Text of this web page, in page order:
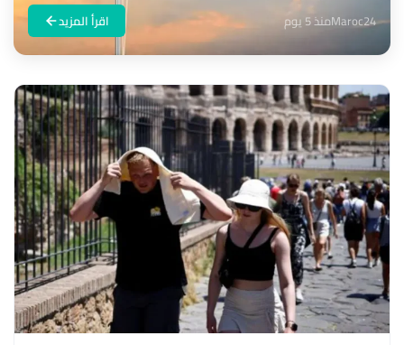
Maroc24منذ 5 يوم اقرأ المزيد